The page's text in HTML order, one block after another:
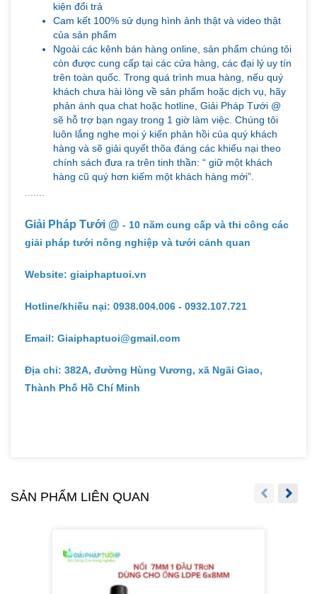
kiện đổi trả
Cam kết 100% sử dụng hình ảnh thật và video thật
của sản phẩm
Ngoài các kênh bán hàng online, sản phẩm chúng tôi
còn được cung cấp tại các cửa hàng, các đại lý uy tín
trên toàn quốc. Trong quá trình mua hàng, nếu quý
khách chưa hài lòng về sản phẩm hoặc dịch vụ, hãy
phản ánh qua chat hoặc hotline, Giải Pháp Tưới @
sẽ hỗ trợ bạn ngay trong 1 giờ làm việc. Chúng tôi
luôn lắng nghe mọi ý kiến phản hồi của quý khách
hàng và sẽ giải quyết thõa đáng các khiếu nại theo
chính sách đưa ra trên tinh thần: “ giữ một khách
hàng cũ quý hơn kiếm một khách hàng mới”.
.......
Giải Pháp Tưới @ - 10 năm cung cấp và thi công các
giải pháp tưới nông nghiệp và tưới cảnh quan
Website: giaiphaptuoi.vn
Hotline/khiếu nại: 0938.004.006 - 0932.107.721
Email: Giaiphaptuoi@gmail.com
Địa chỉ: 382A, đường Hùng Vương, xã Ngãi Giao,
Thành Phố Hồ Chí Minh
SẢN PHẨM LIÊN QUAN